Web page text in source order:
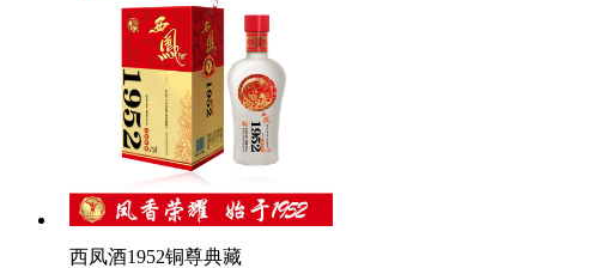
西凤酒1952铜尊典藏